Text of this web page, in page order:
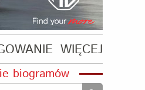
WIĘCEJ
biogramów